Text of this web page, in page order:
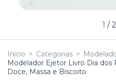
1 /2
Início > Categorias >
Modelador Ejetor Livro Dia dos
Doce, Massa e Biscoito